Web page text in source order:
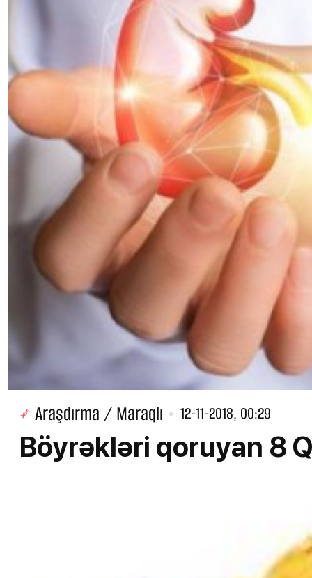
Araşdırma / Maraqlı 12-11-2018, 00:29
Böyrəkləri qoruyan 8